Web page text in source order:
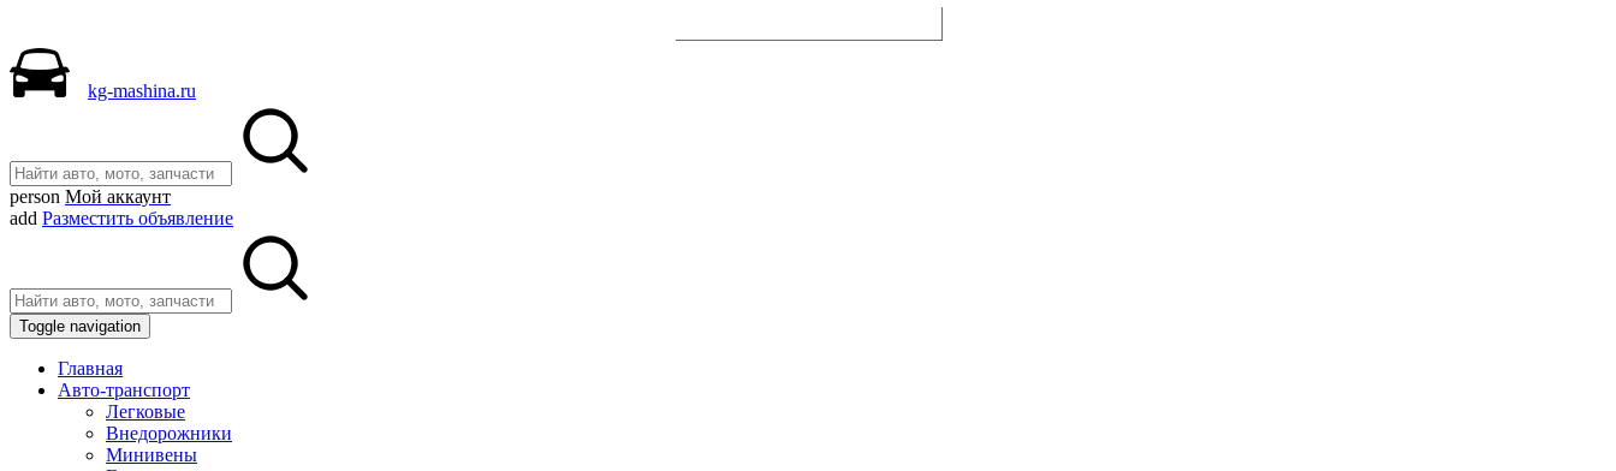
kg-mashina.ru
person Мой аккаунт
add Разместить объявление
Toggle navigation
Главная
Авто-транспорт
Легковые
Внедорожники
Минивены